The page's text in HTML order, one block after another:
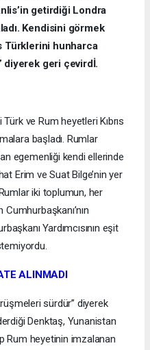
getirdiği Londra
Kendisini görmek
Türklerini hunharca
diyerek geri çevirdİ.
ve Rum heyetleri Kıbrıs
başladı. Rumlar
egemenliği kendi ellerinde
Erim ve Suat Bilge’nin yer
iki toplumun, her
Yardımcısının eşit
ALINMADI
sürdür” diyerek
Denktaş, Yunanistan
Rum heyetinin imzalanan